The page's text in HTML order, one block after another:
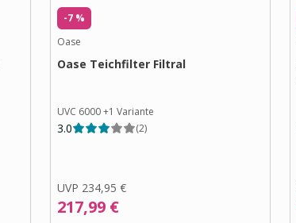
-7 %
Oase
Oase Teichfilter Filtral
UVC 6000+1 Variante
3.0 (2)
UVP 234,95 €
217,99 €